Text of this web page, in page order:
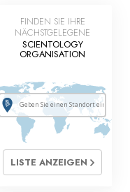
FINDEN SIE IHRE
NÄCHSTGELEGENE
SCIENTOLOGY
ORGANISATION
LISTE ANZEIGEN